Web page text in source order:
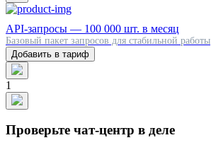
API-запросы — 100 000 шт. в месяц
Базовый пакет запросов для стабильной работы
Добавить в тариф
1
Проверьте чат-центр в деле